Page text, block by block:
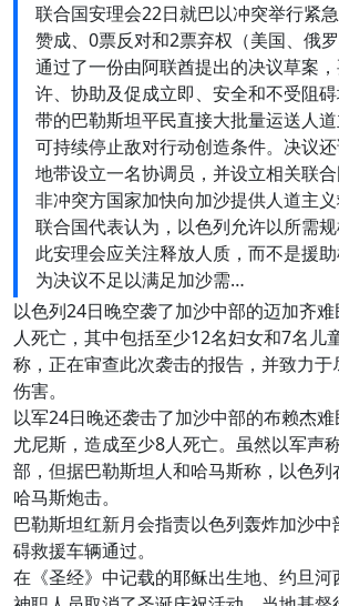
联合国安理会22日就巴以冲突举行紧
赞成、0票反对和2票弃权（美国、俄
通过了一份由阿联酋提出的决议草案
许、协助及促成立即、安全和不受阻
带的巴勒斯坦平民直接大批量运送人
可持续停止敌对行动创造条件。决议
地带设立一名协调员，并设立相关联
非冲突方国家加快向加沙提供人道主
联合国代表认为，以色列允许以所需
此安理会应关注释放人质，而不是援
为决议不足以满足加沙需…
以色列24日晚空袭了加沙中部的迈加齐
人死亡，其中包括至少12名妇女和7名儿
称，正在审查此次袭击的报告，并致力于
伤害。
以军24日晚还袭击了加沙中部的布赖杰
尤尼斯，造成至少8人死亡。虽然以军声
部，但据巴勒斯坦人和哈马斯称，以色列
哈马斯炮击。
巴勒斯坦红新月会指责以色列轰炸加沙中
碍救援车辆通过。
在《圣经》中记载的耶稣出生地、约旦河